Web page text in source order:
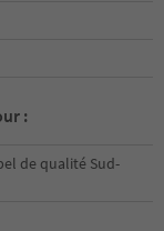
:
de qualité Sud-